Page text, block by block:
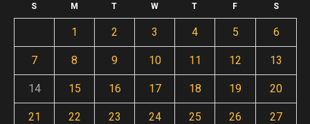
S M T W T F S
1 2 3 4 5 6
7 8 9 10 11 12 13
14 15 16 17 18 19 20
21 22 23 24 25 26 27